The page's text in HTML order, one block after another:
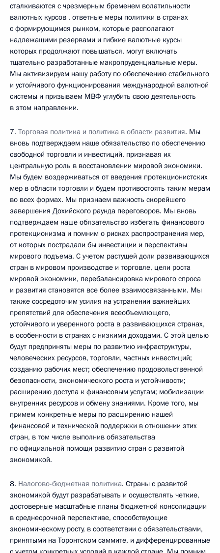
сталкиваются с чрезмерным бременем волатильности
валютных курсов , ответные меры политики в странах
с формирующимся рынком, которые располагают
надлежащими резервами и гибкие валютные курсы
которых продолжают повышаться, могут включать
тщательно разработанные макропруденциальные меры.
Мы активизируем нашу работу по обеспечению стабильного
и устойчивого функционирования международной валютной
системы и призываем МВФ углубить свою деятельность
в этом направлении.
7. Торговая политика и политика в области развития. Мы
вновь подтверждаем наше обязательство по обеспечению
свободной торговли и инвестиций, признавая их
центральную роль в восстановлении мировой экономики.
Мы будем воздерживаться от введения протекционистских
мер в области торговли и будем противостоять таким мерам
во всех формах. Мы признаем важность скорейшего
завершения Дохийского раунда переговоров. Мы вновь
подтверждаем наше обязательство избегать финансового
протекционизма и помним о рисках распространения мер,
от которых пострадали бы инвестиции и перспективы
мирового подъема. С учетом растущей доли развивающихся
стран в мировом производстве и торговле, цели роста
мировой экономики, перебалансировка мирового спроса
и развития становятся все более взаимосвязанными. Мы
также сосредоточим усилия на устранении важнейших
препятствий для обеспечения всеобъемлющего,
устойчивого и уверенного роста в развивающихся странах,
в особенности в странах с низкими доходами. С этой целью
будут предприняты меры по развитию инфраструктуры,
человеческих ресурсов, торговли, частных инвестиций;
созданию рабочих мест; обеспечению продовольственной
безопасности, экономического роста и устойчивости;
расширению доступа к финансовым услугам; мобилизации
внутренних ресурсов и обмену знаниями. Кроме того, мы
примем конкретные меры по расширению нашей
финансовой и технической поддержки в отношении этих
стран, в том числе выполнив обязательства
по официальной помощи развитию стран с развитой
экономикой.
8. Налогово-бюджетная политика. Страны с развитой
экономикой будут разрабатывать и осуществлять четкие,
достоверные масштабные планы бюджетной консолидации
в среднесрочной перспективе, способствующие
экономическому росту, в соответствии с обязательствами,
принятыми на Торонтском саммите, и дифференцированные